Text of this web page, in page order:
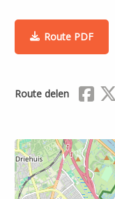
Route PDF
Route delen